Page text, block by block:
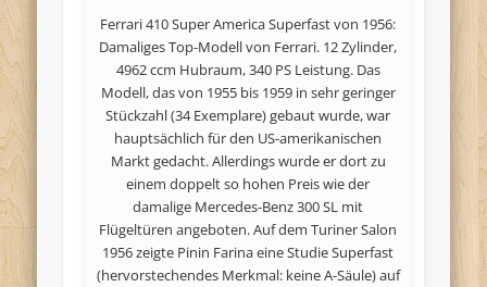
Ferrari 410 Super America Superfast von 1956:
Damaliges Top-Modell von Ferrari. 12 Zylinder,
4962 ccm Hubraum, 340 PS Leistung. Das
Modell, das von 1955 bis 1959 in sehr geringer
Stückzahl (34 Exemplare) gebaut wurde, war
hauptsächlich für den US-amerikanischen
Markt gedacht. Allerdings wurde er dort zu
einem doppelt so hohen Preis wie der
damalige Mercedes-Benz 300 SL mit
Flügeltüren angeboten. Auf dem Turiner Salon
1956 zeigte Pinin Farina eine Studie Superfast
(hervorstechendes Merkmal: keine A-Säule) auf